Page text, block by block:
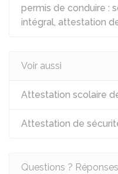
permis de conduire :
intégral, attestation
Voir aussi
Attestation scolaire
Attestation de
Questions ?